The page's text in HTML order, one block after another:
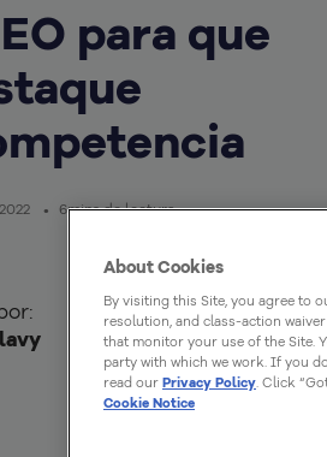
para que
6mins de lectura
About Cookies
By visiting this Site, you agree to
resolution, and class-action
that monitor your use of the Site.
party with which we work. If you
read our Privacy Policy. Click
Cookie Notice